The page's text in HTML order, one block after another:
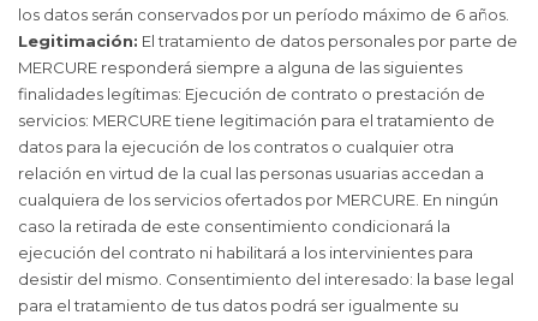
los datos serán conservados por un período máximo de 6 años.
Legitimación: El tratamiento de datos personales por parte de
MERCURE responderá siempre a alguna de las siguientes
finalidades legítimas: Ejecución de contrato o prestación de
servicios: MERCURE tiene legitimación para el tratamiento de
datos para la ejecución de los contratos o cualquier otra
relación en virtud de la cual las personas usuarias accedan a
cualquiera de los servicios ofertados por MERCURE. En ningún
caso la retirada de este consentimiento condicionará la
ejecución del contrato ni habilitará a los intervinientes para
desistir del mismo. Consentimiento del interesado: la base legal
para el tratamiento de tus datos podrá ser igualmente su